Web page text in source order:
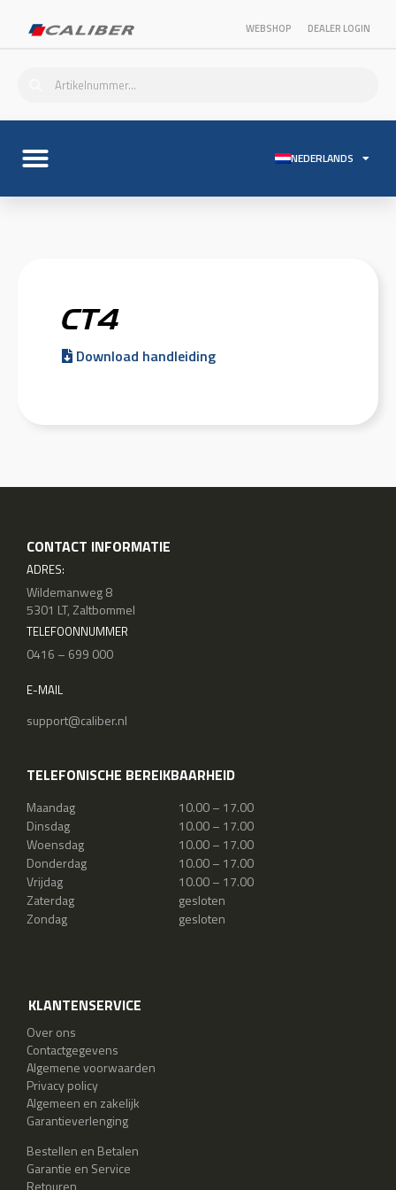
WEBSHOP DEALER LOGIN
NEDERLANDS
CT4
Download handleiding
CONTACT INFORMATIE
ADRES:
Wildemanweg 8
5301 LT, Zaltbommel
TELEFOONNUMMER
0416 – 699 000
E-MAIL
support@caliber.nl
TELEFONISCHE BEREIKBAARHEID
Maandag
10.00 – 17.00
Dinsdag
10.00 – 17.00
Woensdag
10.00 – 17.00
Donderdag
10.00 – 17.00
Vrijdag
10.00 – 17.00
Zaterdag
gesloten
Zondag
gesloten
KLANTENSERVICE
Over ons
Contactgegevens
Algemene voorwaarden
Privacy policy
Algemeen en zakelijk
Garantieverlenging
Bestellen en Betalen
Garantie en Service
Retouren